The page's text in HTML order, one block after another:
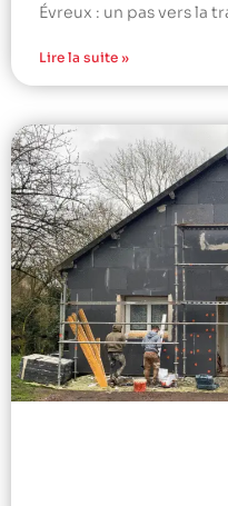
Évreux : un pas vers la
Lire la suite »